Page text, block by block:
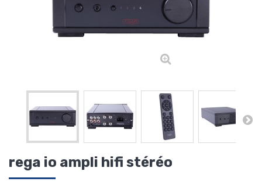
rega io ampli hifi stéréo